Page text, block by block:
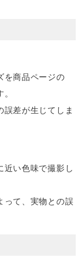
を商品ページの
差が生じてしま
近い色味で撮影し
って、実物との誤